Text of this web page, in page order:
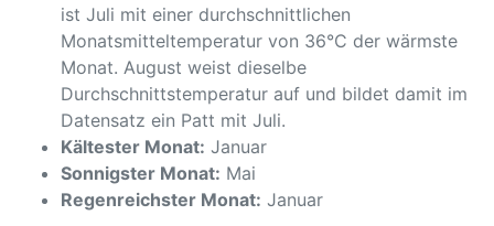
ist Juli mit einer durchschnittlichen
Monatsmitteltemperatur von 36°C der wärmste
Monat. August weist dieselbe
Durchschnittstemperatur auf und bildet damit im
Datensatz ein Patt mit Juli.
Kältester Monat: Januar
Sonnigster Monat: Mai
Regenreichster Monat: Januar